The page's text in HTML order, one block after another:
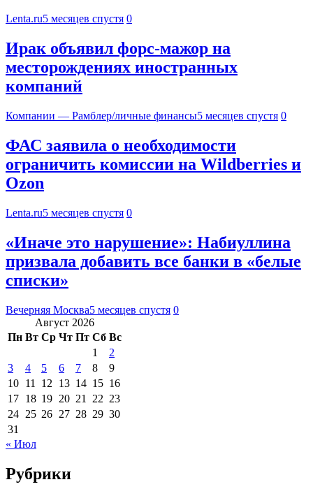
Lenta.ru5 месяцев спустя 0
Ирак объявил форс-мажор на
месторождениях иностранных
компаний
Компании — Рамблер/личные финансы5 месяцев спустя 0
ФАС заявила о необходимости
ограничить комиссии на Wildberries и
Ozon
Lenta.ru5 месяцев спустя 0
«Иначе это нарушение»: Набиуллина
призвала добавить все банки в «белые
списки»
Вечерняя Москва5 месяцев спустя 0
Август 2026
Пн Вт Ср Чт Пт Сб Вс
1
2
3
4 5 6 7 8
9
10 11 12 13 14 15 16
17 18 19 20 21 22 23
24 25 26 27 28 29 30
31
« Июл
Рубрики